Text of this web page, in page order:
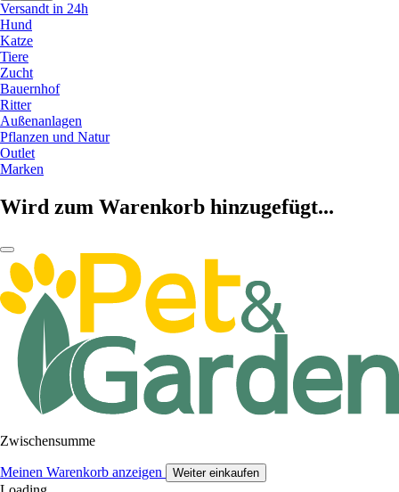
Versandt in 24h
Hund
Katze
Tiere
Zucht
Bauernhof
Ritter
Außenanlagen
Pflanzen und Natur
Outlet
Marken
Wird zum Warenkorb hinzugefügt...
Zwischensumme
Meinen Warenkorb anzeigen Weiter einkaufen